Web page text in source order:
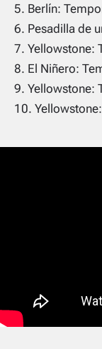
Berlín:
Pesadilla de
Yellowstone:
El Niñero:
Yellowstone: